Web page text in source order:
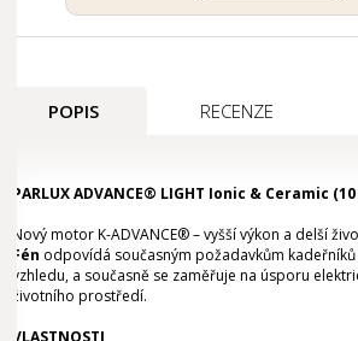
POPIS RECENZE
PARLUX ADVANCE® LIGHT Ionic & Ceramic
Nový motor K-ADVANCE® – vyšší výkon a delší
Fén odpovídá současným požadavkům
vzhledu, a současně se zaměřuje na úsporu
životního prostředí.
VLASTNOSTI